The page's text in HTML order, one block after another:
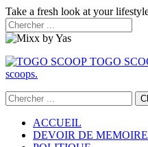
Take a fresh look at your
TOGO
scoops.
ACCUEIL
DEVOIR DE MEMOIRE